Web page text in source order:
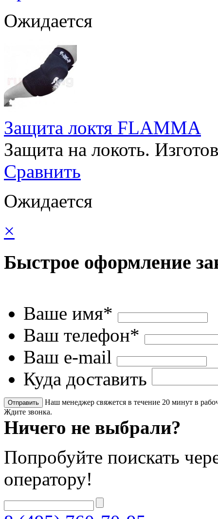
Ожидается
Защита локтя FLAMMA
Защита на локоть.
Сравнить
Ожидается
×
Быстрое оформление
Ваше имя*
Ваш телефон*
Ваш e-mail
Куда доставить
Наш менеджер свяжется в течение 20 минут в
Ждите звонка.
Ничего не выбрали?
Попробуйте поискать
оператору!